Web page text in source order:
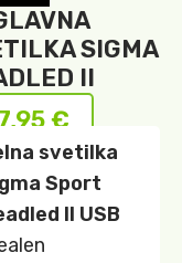
SIGMA
II
€
svetilka
Sport
II USB